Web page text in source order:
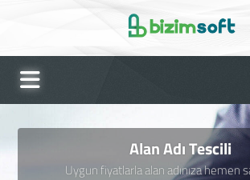
Alan Adı Tescili
Uygun fiyatlarla alan adınıza hemen